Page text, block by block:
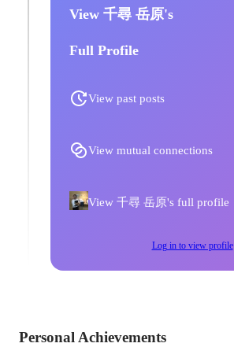
View 千尋 岳原's
Full Profile
View past posts
View mutual connections
View 千尋 岳原's full profile
Log in to view profile
Personal Achievements